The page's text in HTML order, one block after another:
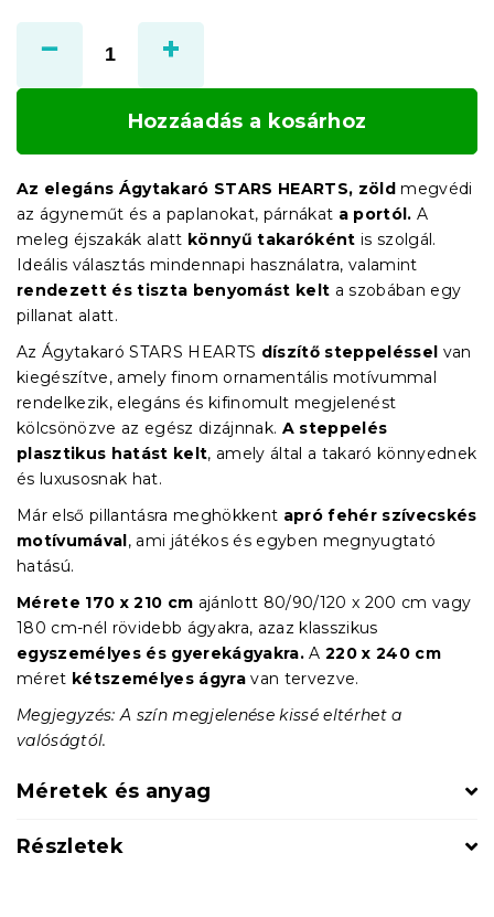
Hozzáadás a kosárhoz
Az elegáns Ágytakaró STARS HEARTS, zöld megvédi
az ágyneműt és a paplanokat, párnákat a portól. A
meleg éjszakák alatt könnyű takaróként is szolgál.
Ideális választás mindennapi használatra, valamint
rendezett és tiszta benyomást kelt a szobában egy
pillanat alatt.
Az Ágytakaró STARS HEARTS díszítő steppeléssel van
kiegészítve, amely finom ornamentális motívummal
rendelkezik, elegáns és kifinomult megjelenést
kölcsönözve az egész dizájnnak. A steppelés
plasztikus hatást kelt, amely által a takaró könnyednek
és luxusosnak hat.
Már első pillantásra meghökkent apró fehér szívecskés
motívumával, ami játékos és egyben megnyugtató
hatású.
Mérete 170 x 210 cm ajánlott 80/90/120 x 200 cm vagy
180 cm-nél rövidebb ágyakra, azaz klasszikus
egyszemélyes és gyerekágyakra. A 220 x 240 cm
méret kétszemélyes ágyra van tervezve.
Megjegyzés: A szín megjelenése kissé eltérhet a
valóságtól.
Méretek és anyag
Részletek